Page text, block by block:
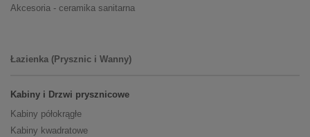
Akcesoria - ceramika sanitarna
Łazienka (Prysznic i Wanny)
Kabiny i Drzwi prysznicowe
Kabiny półokrągłe
Kabiny kwadratowe